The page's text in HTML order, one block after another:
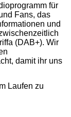
für
Fans, das
und
(DAB+). Wir
damit ihr uns
Laufen zu